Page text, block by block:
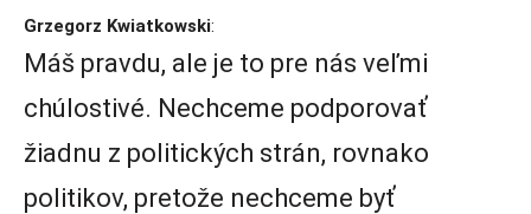
Grzegorz Kwiatkowski:
Máš pravdu, ale je to pre nás veľmi
chúlostivé. Nechceme podporovať
žiadnu z politických strán, rovnako
politikov, pretože nechceme byť